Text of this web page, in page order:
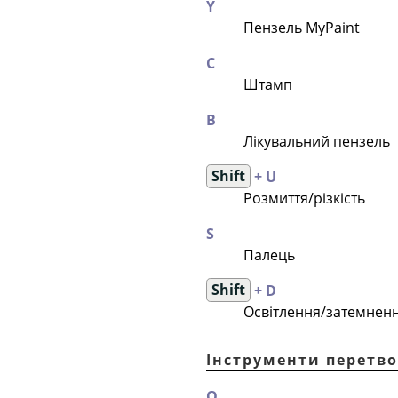
Y
Пензель MyPaint
C
Штамп
В
Лікувальний пензель
Shift + U
Розмиття/різкість
S
Палець
Shift + D
Освітлення/
Інструменти